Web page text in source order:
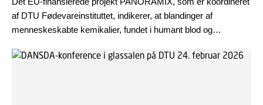
af DTU Fødevareinstituttet, indikerer, at blandinger af
menneskeskabte kemikalier, fundet i humant blod og
selv når de enkelte stoffer forekommer i niveauer, der